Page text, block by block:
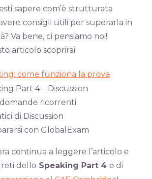
sapere com’è strutturata
consigli utili per superarla in
Va bene, ci pensiamo noi!
articolo scoprirai:
come funziona la prova
Part 4 – Discussion
ricorrenti
di Discussion
con GlobalExam
continua a leggere l’articolo e
dello Speaking Part 4 e di